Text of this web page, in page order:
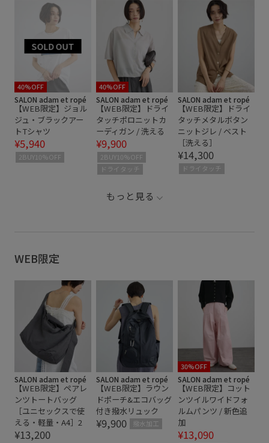
40%OFF
SALON adam et ropé
【WEB限定】ジョル
ジュ・ブラックアー
トTシャツ
¥5,940
2BUY10%OFF
40%OFF
SALON adam et ropé
【WEB限定】ドライ
タッチポロニットカ
ーディガン / 洗える
¥9,900
2BUY10%OFF
ドライタッチ
SALON adam et ropé
【WEB限定】ドライ
タッチメタルボタン
ニットジレ / ベスト
［洗える］
¥14,300
ドライタッチ
もっと見る
WEB限定
SALON adam et ropé
【WEB限定】ペアレ
ンツトートバッグ
［ユニセックスで使
える・軽量・A4］2
¥13,200
SALON adam et ropé
【WEB限定】ラウン
ドポーチ&エコバッグ
付き撥水リュック
¥9,900 撥水加工
30%OFF
SALON adam et ropé
【WEB限定】コット
ンツイルワイドフォ
ルムパンツ / 新色追
加
¥13,090